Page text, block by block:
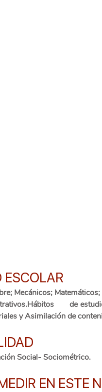
Mecánicos;
de
y Asimilación de
Social- Sociométrico.
EN ESTE